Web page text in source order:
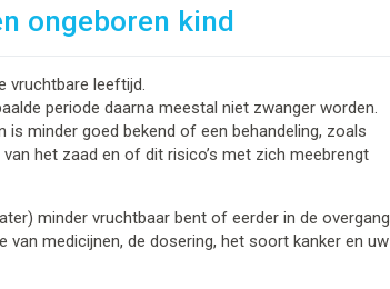
ongeboren kind
vruchtbare leeftijd.
periode daarna meestal niet zwanger worden.
is minder goed bekend of een behandeling, zoals
het zaad en of dit risico’s met zich meebrengt
minder vruchtbaar bent of eerder in de overgang
medicijnen, de dosering, het soort kanker en uw